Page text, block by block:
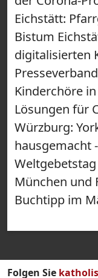
Eichstätt:
Bistum
digitalisierten
Kinderchöre
Lösungen für
Würzburg:
hausgemacht
München und
Buchtipp im
Folgen Sie